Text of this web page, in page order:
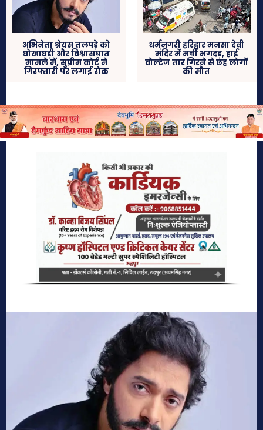
अभिनेता श्रेयस तलपड़े को
धोखाधड़ी और विश्वासघात
मामले में, सुप्रीम कोर्ट ने
गिरफ्तारी पर लगाई रोक
धर्मनगरी हरिद्वार मनसा देवी
मंदिर में मची भगदड़, हाई
वोल्टेज तार गिरने से छह लोगों
की मौत